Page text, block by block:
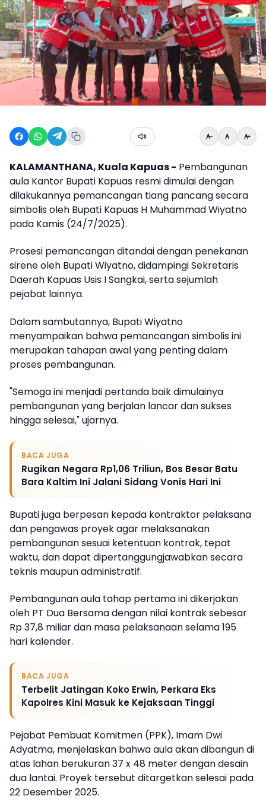
KALAMANTHANA, Kuala Kapuas - Pembangunan
aula Kantor Bupati Kapuas resmi dimulai dengan
dilakukannya pemancangan tiang pancang secara
simbolis oleh Bupati Kapuas H Muhammad Wiyatno
pada Kamis (24/7/2025).
Prosesi pemancangan ditandai dengan penekanan
sirene oleh Bupati Wiyatno, didampingi Sekretaris
Daerah Kapuas Usis I Sangkai, serta sejumlah
pejabat lainnya.
Dalam sambutannya, Bupati Wiyatno
menyampaikan bahwa pemancangan simbolis ini
merupakan tahapan awal yang penting dalam
proses pembangunan.
"Semoga ini menjadi pertanda baik dimulainya
pembangunan yang berjalan lancar dan sukses
hingga selesai," ujarnya.
BACA JUGA
Rugikan Negara Rp1,06 Triliun, Bos Besar Batu
Bara Kaltim Ini Jalani Sidang Vonis Hari Ini
Bupati juga berpesan kepada kontraktor pelaksana
dan pengawas proyek agar melaksanakan
pembangunan sesuai ketentuan kontrak, tepat
waktu, dan dapat dipertanggungjawabkan secara
teknis maupun administratif.
Pembangunan aula tahap pertama ini dikerjakan
oleh PT Dua Bersama dengan nilai kontrak sebesar
Rp 37,8 miliar dan masa pelaksanaan selama 195
hari kalender.
BACA JUGA
Terbelit Jatingan Koko Erwin, Perkara Eks
Kapolres Kini Masuk ke Kejaksaan Tinggi
Pejabat Pembuat Komitmen (PPK), Imam Dwi
Adyatma, menjelaskan bahwa aula akan dibangun di
atas lahan berukuran 37 x 48 meter dengan desain
dua lantai. Proyek tersebut ditargetkan selesai pada
22 Desember 2025.